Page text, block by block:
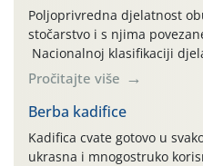
Poljoprivredna djelatnost
stočarstvo i s njima
Nacionalnoj klasifikaciji
skupne 01.1, 01.2, 01.3,
prerade poljoprivrednih
poljoprivredni proizvod čiji
također može biti
maslinovog ulja, bučinog
Pročitajte više
Berba kadifice
Kadifica cvate gotovo u
ukrasna i mnogostruko